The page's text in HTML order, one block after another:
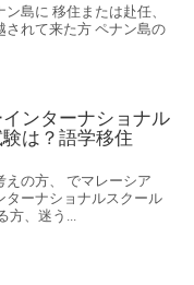
島に 移住または赴任、
されて来た方 ペナン島の
ンターナショナル
験は？語学移住
えの方、 でマレーシア
ターナショナルスクール
、迷う...